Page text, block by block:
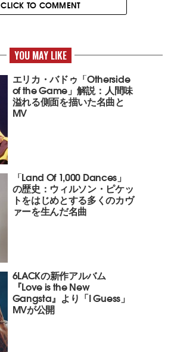
CLICK TO COMMENT
YOU MAY LIKE
エリカ・バドゥ「Otherside
of the Game」解説：人間味
溢れる側面を描いた名曲と
MV
「Land Of 1,000 Dances」
の歴史：ウィルソン・ピケッ
トをはじめとする多くのカヴ
ァーを生んだ名曲
6LACKの新作アルバム
『Love is the New
Gangsta』より「I Guess」
MVが公開